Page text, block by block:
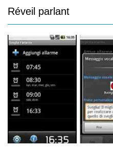
Réveil parlant